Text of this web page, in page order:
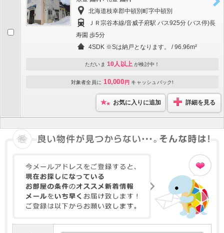
北海道枝幸郡中頓別町字中頓別
ＪＲ宗谷本線/音威子府駅 バス925分 (バス停)長
寿園 歩5分
4SDK ※Sは納戸となります。 / 96.96m²
ただいま 10人以上 が検討中！
対象者全員に 10,000 円 キャッシュバック!
お気に入りに追加 詳細を見る